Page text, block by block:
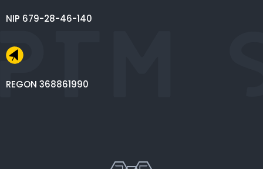
NIP 679-28-46-140
REGON 368861990